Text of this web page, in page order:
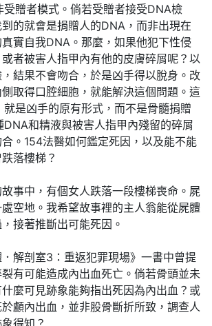
受贈者模式。倘若受贈者接受DNA檢
的就會是捐贈人的DNA，而非出現在
實自我DNA。那麼，如果他犯下性侵
者被害人指甲內有他的皮膚碎屑呢？以
結果不會吻合，於是凶手得以脫身。改
取得口腔細胞，就能解決這個問題。這
是凶手的原有形式，而不是骨髓捐贈
DNA和精液與被害人指甲內殘留的碎屑
。154法醫如何鑑定死因，以及能不能
落樓梯？
事中，有個女人跌落一段樓梯喪命。屍
空地。我希望故事裡的主人翁能從屍體
接著推斷出可能死因。
解剖室3：重返犯罪現場》一書中曾提
有可能造成內出血死亡。倘若骨頭並未
麼可見跡象能夠指出死因為內出血？或
顱內出血，並非股骨斷折所致，調查人
得知？